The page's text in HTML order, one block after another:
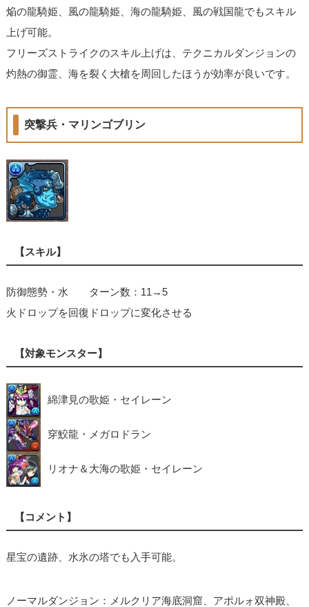
焔の龍騎姫、風の龍騎姫、海の龍騎姫、風の戦国龍でもスキル
上げ可能。
フリーズストライクのスキル上げは、テクニカルダンジョンの
灼熱の御霊、海を裂く大槍を周回したほうが効率が良いです。
突撃兵・マリンゴブリン
【スキル】
防御態勢・水 ターン数：11→5
火ドロップを回復ドロップに変化させる
【対象モンスター】
綿津見の歌姫・セイレーン
穿鮫龍・メガロドラン
リオナ＆大海の歌姫・セイレーン
【コメント】
星宝の遺跡、水氷の塔でも入手可能。
ノーマルダンジョン：メルクリア海底洞窟、アポルォ双神殿、